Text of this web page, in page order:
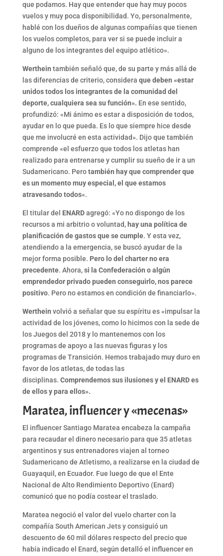
que podamos. Hay que entender que hay muy pocos
vuelos y muy poca disponibilidad. Yo, personalmente,
hablé con los dueños de algunas compañías que tienen
los vuelos completos, para ver si se puede incluir a
alguno de los integrantes del equipo atlético».
Werthein también señaló que, de su parte y más allá de
las diferencias de criterio, considera que deben «estar
unidos todos los integrantes de la comunidad del
deporte, cualquiera sea su función». En ese sentido,
profundizó: «Mi ánimo es estar a disposición de todos,
ayudar en lo que pueda. Es lo que siempre hice desde
que me involucré en esta actividad». Dijo que también
comprende «el esfuerzo que todos los atletas han
realizado para entrenarse y cumplir su sueño de ir a un
Sudamericano. Perotambién hay que comprender que
es un momento muy especial, el que estamos
atravesando todos«.
El titular del ENARDagregó: «Yo no dispongo de los
recursos a mi arbitrio o voluntad, hay una política de
planificación de gastos que se cumple. Y esta vez,
atendiendo a la emergencia, se buscó ayudar de la
mejor forma posible. Pero lo del charter no era
precedente. Ahora,si la Confederación o algún
emprendedor privado pueden conseguirlo, nos parece
positivo. Pero no estamos en condición de financiarlo».
Werthein volvió a señalar que su espíritu es «impulsar la
actividad de los jóvenes, como lo hicimos con la sede de
los Juegos del 2018 y lo mantenemos con los
programas de apoyo a las nuevas figuras y los
programas de Transición. Hemos trabajado muy duro en
favor de los atletas, de todas las
disciplinas. Comprendemos sus ilusiones y el ENARD es
de ellos y para ellos».
Maratea, influencer y «mecenas»
El influencer Santiago Maratea encabeza la campaña
para recaudar el dinero necesario para que 35 atletas
argentinos y sus entrenadores viajen al torneo
Sudamericano de Atletismo, a realizarse en la ciudad de
Guayaquil, en Ecuador. Fue luego de que el Ente
Nacional de Alto Rendimiento Deportivo (Enard)
comunicó que no podía costear el traslado.
Maratea negoció el valor del vuelo charter con la
compañía South American Jets y consiguió un
descuento de 60 mil dólares respecto del precio que
había indicado el Enard, según detalló el influencer en